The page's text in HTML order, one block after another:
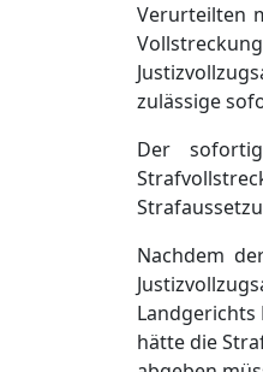
Verurteilten
zulässige
Der
Nachdem
Landgerichts
hätte die